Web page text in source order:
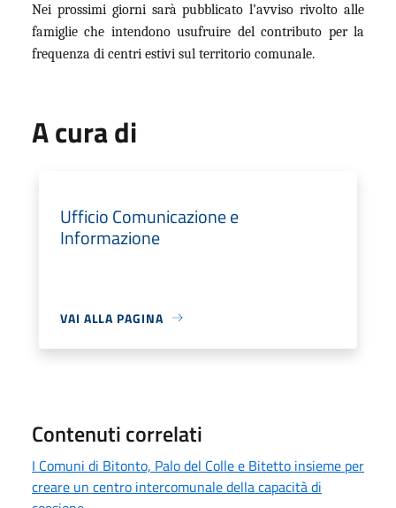
Nei prossimi giorni sarà pubblicato l’avviso rivolto alle
famiglie che intendono usufruire del contributo per la
frequenza di centri estivi sul territorio comunale.
A cura di
Ufficio Comunicazione e
Informazione
VAI ALLA PAGINA
Contenuti correlati
I Comuni di Bitonto, Palo del Colle e Bitetto insieme per
creare un centro intercomunale della capacità di